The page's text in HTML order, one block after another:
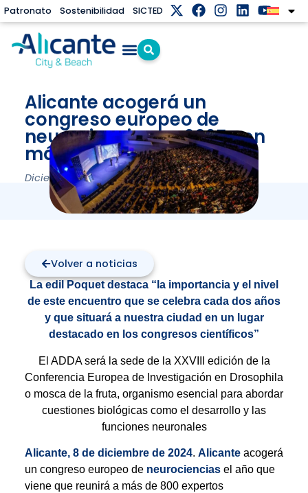
Patronato Sostenibilidad SICTED
Alicante acogerá un
congreso europeo de
neurociencias en 2025 con
más de 800 expertos
Diciembre 9, 2024
Volver a noticias
La edil Poquet destaca “la importancia y el nivel
de este encuentro que se celebra cada dos años
y que situará a nuestra ciudad en un lugar
destacado en los congresos científicos”
El ADDA será la sede de la XXVIII edición de la
Conferencia Europea de Investigación en Drosophila
o mosca de la fruta, organismo esencial para abordar
cuestiones biológicas como el desarrollo y las
funciones neuronales
Alicante, 8 de diciembre de 2024. Alicante acogerá
un congreso europeo de neurociencias el año que
viene que reunirá a más de 800 expertos